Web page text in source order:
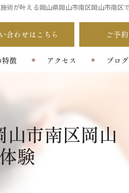
術が叶える岡山県岡山市南区岡山市南区
合わせはこちら ご予
徴 アクセス ブログ
市南区岡山
験